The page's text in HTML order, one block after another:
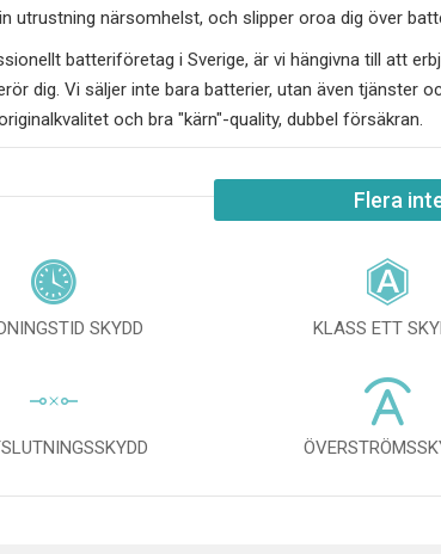
utrustning närsomhelst, och slipper oroa dig över
batteriföretag i Sverige, är vi hängivna till att
dig. Vi säljer inte bara batterier, utan även tjänster
och bra "kärn"-quality, dubbel försäkran.
Flera
SKYDD KLASS ETT